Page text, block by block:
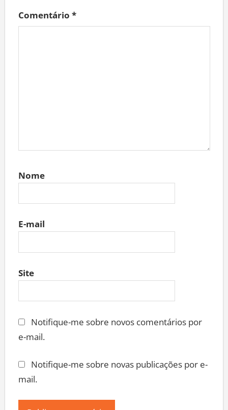
Comentário *
Nome
E-mail
Site
Notifique-me sobre novos comentários por
e-mail.
Notifique-me sobre novas publicações por e-
mail.